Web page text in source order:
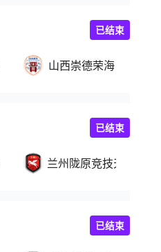
山西崇德荣海
已结束
兰州陇原竞技天佑德
已结束
已结束